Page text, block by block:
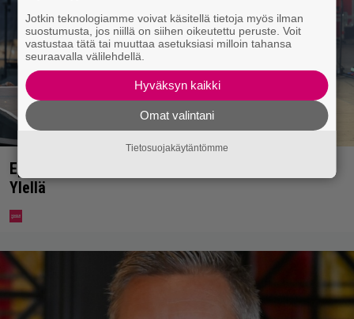
Eppu Normaalin viimeinen konsertti esitetään
Ylellä
Jotkin teknologiamme voivat käsitellä tietoja myös ilman
suostumusta, jos niillä on siihen oikeutettu peruste. Voit
vastustaa tätä tai muuttaa asetuksiasi milloin tahansa
seuraavalla välilehdellä.
Hyväksyn kaikki
Omat valintani
Tietosuojakäytäntömme